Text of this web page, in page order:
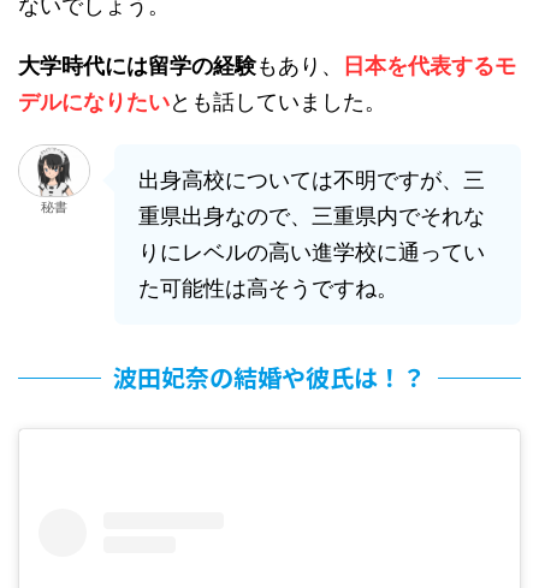
ないでしょう。
大学時代には留学の経験もあり、
日本を代表するモ
デルになりたいとも話していました。
秘書
出身高校については不明ですが、三
重県出身なので、三重県内でそれな
りにレベルの高い進学校に通ってい
た可能性は高そうですね。
波田妃奈の結婚や彼氏は！？